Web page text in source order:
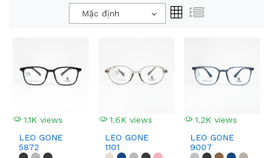
Mặc định
1.1K views
LEO GONE
5872
1.6K views
LEO GONE
1101
1.2K views
LEO GONE
9007